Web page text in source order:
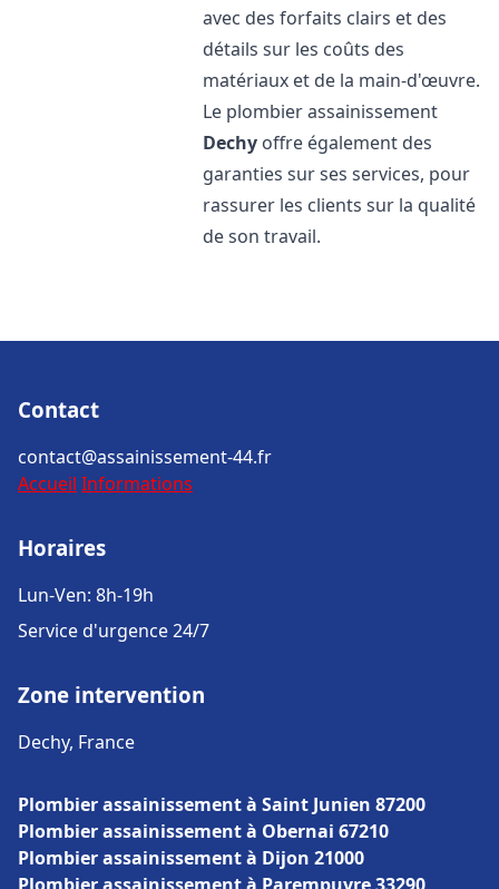
avec des forfaits clairs et des
détails sur les coûts des
matériaux et de la main-d'œuvre.
Le plombier assainissement
Dechy offre également des
garanties sur ses services, pour
rassurer les clients sur la qualité
de son travail.
Contact
contact@assainissement-44.fr
Accueil Informations
Horaires
Lun-Ven: 8h-19h
Service d'urgence 24/7
Zone intervention
Dechy, France
Plombier assainissement à Saint Junien 87200
Plombier assainissement à Obernai 67210
Plombier assainissement à Dijon 21000